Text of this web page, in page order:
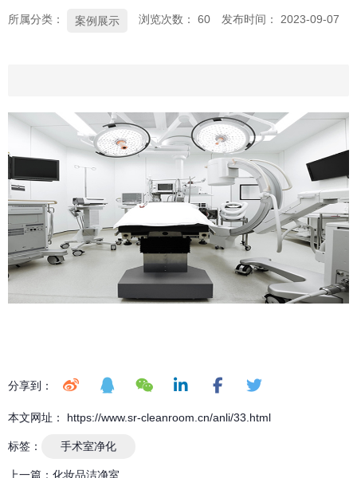
所属分类： 案例展示 浏览次数： 60 发布时间： 2023-09-07
分享到：
本文网址： https://www.sr-cleanroom.cn/anli/33.html
标签： 手术室净化
上一篇： 化妆品洁净室